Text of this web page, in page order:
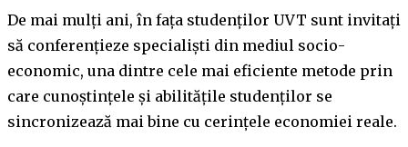
De mai mulți ani, în fața studenților UVT sunt invitați
să conferențieze specialiști din mediul socio-
economic, una dintre cele mai eficiente metode prin
care cunoștințele și abilitățile studenților se
sincronizează mai bine cu cerințele economiei reale.